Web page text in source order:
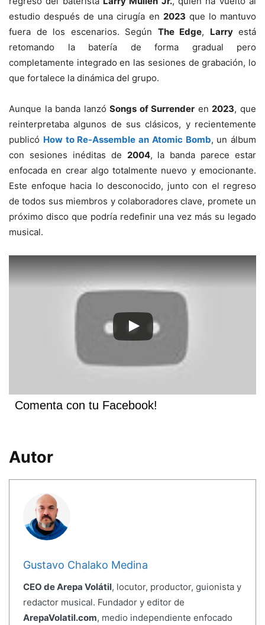
estudio después de una cirugía en 2023 que lo mantuvo
fuera de los escenarios. Según The Edge, Larryestá
retomando la batería de forma gradual pero
completamente integrado en las sesiones de grabación, lo
que fortalece la dinámica del grupo.
Aunque la banda lanzóSongs of Surrender en 2023, que
reinterpretaba algunos de sus clásicos, y recientemente
publicó How to Re-Assemble an Atomic Bomb, un álbum
con sesiones inéditas de 2004, la banda parece estar
enfocada en crear algo totalmente nuevo y emocionante.
Este enfoque hacia lo desconocido, junto con el regreso
de todos sus miembros y colaboradores clave, promete un
próximo disco que podría redefinir una vez más su legado
musical.
Comenta con tu Facebook!
Autor
Gustavo Chalako Medina
CEO de Arepa Volátil, locutor, productor, guionista y
redactor musical. Fundador y editor de
ArepaVolatil.com, medio independiente enfocado